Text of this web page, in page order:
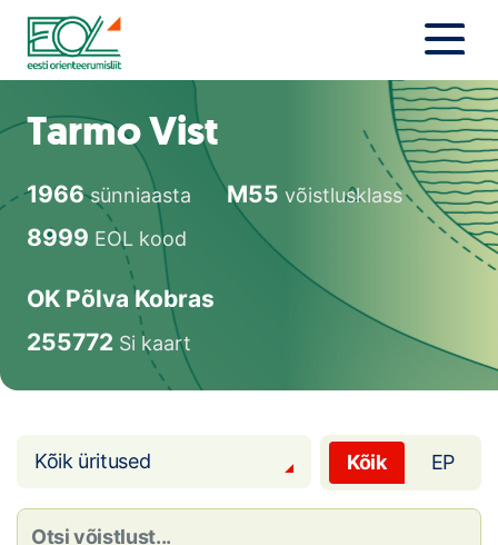
Liigu
sisu
juurde
Estonian Orienteering Federation
Uudised
Orienteerujale
Eesti Orienteerumine 100!
Toetamine
Telli litsents!
Noored
Tarmo Vist
1966sünniaasta M55 võistlusklass
8999 EOL kood
OK Põlva Kobras
255772 Si kaart
Kõik üritused Kõik EP